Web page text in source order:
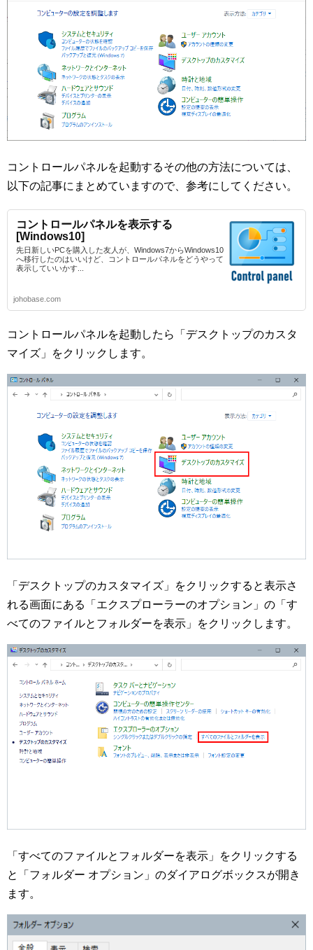
コントロールパネルを起動するその他の方法については、
以下の記事にまとめていますので、参考にしてください。
コントロールパネルを表示する
[Windows10]
先日新しいPCを購入した友人が、Windows7からWindows10
へ移行したのはいいけど、コントロールパネルをどうやって
表示していいかす...
johobase.com
コントロールパネルを起動したら「デスクトップのカスタ
マイズ」をクリックします。
「デスクトップのカスタマイズ」をクリックすると表示さ
れる画面にある「エクスプローラーのオプション」の「す
べてのファイルとフォルダーを表示」をクリックします。
「すべてのファイルとフォルダーを表示」をクリックする
と「フォルダー オプション」のダイアログボックスが開き
ます。